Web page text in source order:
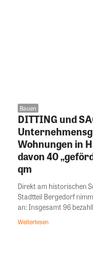
Bauen
DITTING und
Wohnungen in
davon 40
qm
Direkt am historischen
Stadtteil Bergedorf
an: Insgesamt 96
Weiterlesen